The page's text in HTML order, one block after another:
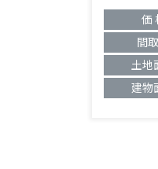
価
間
土地
建物